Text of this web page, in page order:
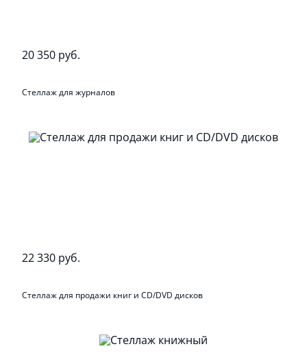
20 350 руб.
Стеллаж для журналов
22 330 руб.
Стеллаж для продажи книг и CD/DVD дисков